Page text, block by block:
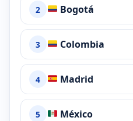
2 Bogotá
3 Colombia
4 Madrid
5 México